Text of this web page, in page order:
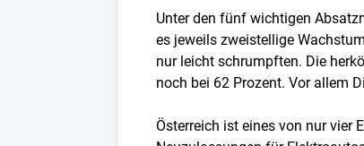
Unter den fünf wichtigen
es jeweils zweistellige
nur leicht schrumpften. Die
noch bei 62 Prozent. Vor allem
Österreich ist eines von nur vier